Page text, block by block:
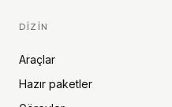
DIZIN
Araçlar
Hazır paketler